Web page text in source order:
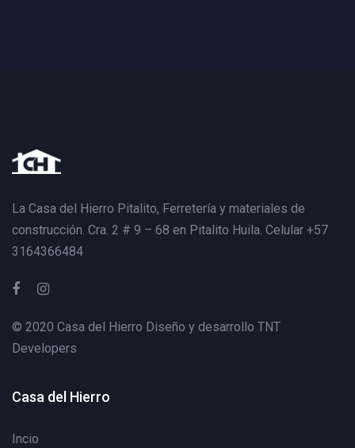
La Casa del Hierro Pitalito, Ferretería y materiales de
construcción. Cra. 2 # 9 – 68 en Pitalito Huila. Celular +57
3164366484
© 2020 Casa del Hierro Diseño y desarrollo TNT
Developers
Casa del Hierro
Incio